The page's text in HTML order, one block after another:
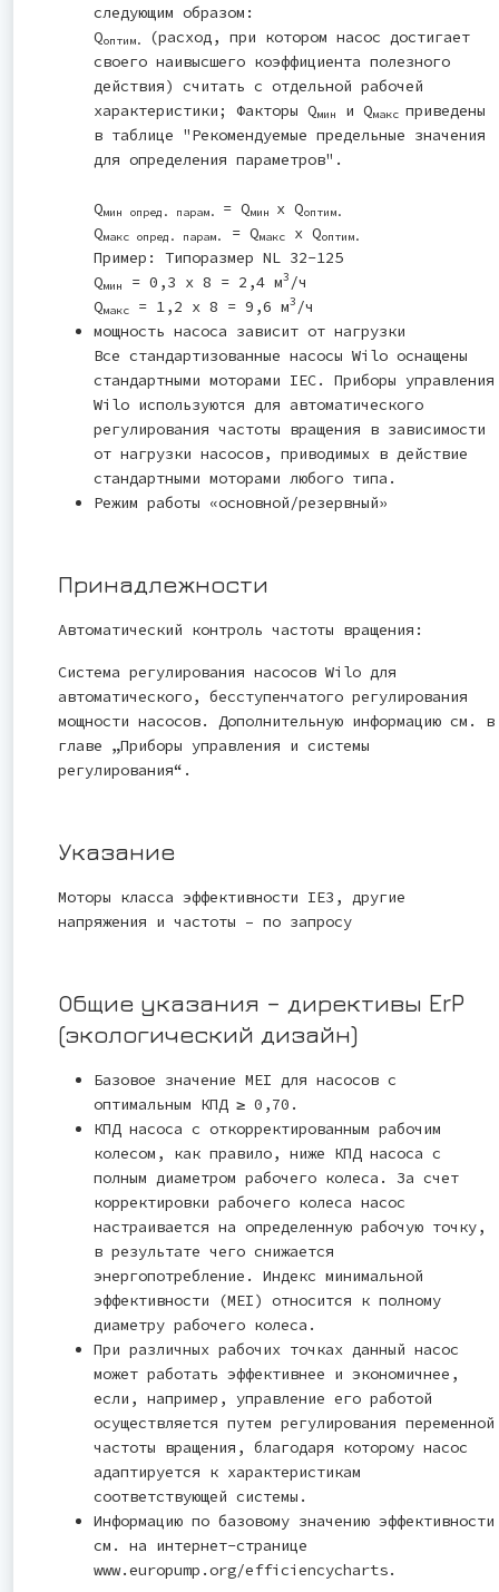
следующим образом:
Qоптим.
(расход, при котором насос достигает
своего наивысшего коэффициента полезного
действия) считать с отдельной рабочей
характеристики; Факторы Qмин и Qмакс приведены
в таблице "Рекомендуемые предельные значения
для определения параметров".
Qмин опред. парам. = Qмин x Qоптим.
Qмакс опред. парам. = Qмакс x Qоптим.
Пример: Типоразмер NL 32-125
Qмин = 0,3 x 8 = 2,4 м3 /ч
Qмакс = 1,2 x 8 = 9,6 м3 /ч
мощность насоса зависит от нагрузки
Все стандартизованные насосы Wilo оснащены
стандартными моторами IEC. Приборы управления
Wilo используются для автоматического
регулирования частоты вращения в зависимости
от нагрузки насосов, приводимых в действие
стандартными моторами любого типа.
Режим работы «основной/резервный»
Принадлежности
Автоматический контроль частоты вращения:
Система регулирования насосов Wilo для
автоматического, бесступенчатого регулирования
мощности насосов. Дополнительную информацию см. в
главе „Приборы управления и системы
регулирования“.
Указание
Моторы класса эффективности IE3, другие
напряжения и частоты – по запросу
Общие указания – директивы ErP
(экологический дизайн)
Базовое значение MEI для насосов с
оптимальным КПД ≥ 0,70.
КПД насоса с откорректированным рабочим
колесом, как правило, ниже КПД насоса с
полным диаметром рабочего колеса. За счет
корректировки рабочего колеса насос
настраивается на определенную рабочую точку,
в результате чего снижается
энергопотребление. Индекс минимальной
эффективности (MEI) относится к полному
диаметру рабочего колеса.
При различных рабочих точках данный насос
может работать эффективнее и экономичнее,
если, например, управление его работой
осуществляется путем регулирования переменной
частоты вращения, благодаря которому насос
адаптируется к характеристикам
соответствующей системы.
Информацию по базовому значению эффективности
см. на интернет-странице
www.europump.org/efficiencycharts.